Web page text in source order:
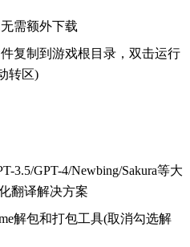
需额外下载
复制到游戏根目录，双击运行
转区)
3.5/GPT-4/Newbing/Sakura等大
翻译解决方案
解包和打包工具(取消勾选解